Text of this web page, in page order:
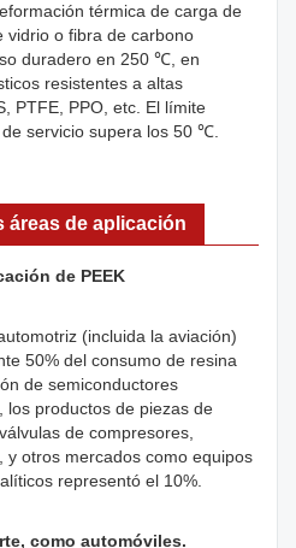
térmica de carga de
o fibra de carbono
duradero en 250 ℃, en
resistentes a altas
PTFE, PPO, etc. El límite
servicio supera los 50 ℃.
áreas de aplicación
de PEEK
(incluida la aviación)
50% del consumo de resina
de semiconductores
los productos de piezas de
de compresores,
y otros mercados como equipos
representó el 10%.
como automóviles.